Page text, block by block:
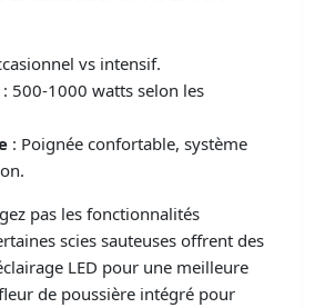
vs intensif.
: 500-1000 watts selon les
: Poignée confortable, système
pas les fonctionnalités
scies sauteuses offrent des
LED pour une meilleure
de poussière intégré pour